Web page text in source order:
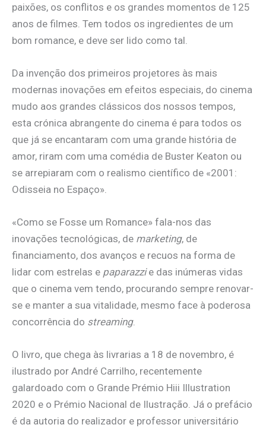
paixões, os conflitos e os grandes momentos de 125
anos de filmes. Tem todos os ingredientes de um
bom romance, e deve ser lido como tal.
Da invenção dos primeiros projetores às mais
modernas inovações em efeitos especiais, do cinema
mudo aos grandes clássicos dos nossos tempos,
esta crónica abrangente do cinema é para todos os
que já se encantaram com uma grande história de
amor, riram com uma comédia de Buster Keaton ou
se arrepiaram com o realismo científico de «2001:
Odisseia no Espaço».
«Como se Fosse um Romance» fala-nos das
inovações tecnológicas, de marketing, de
financiamento, dos avanços e recuos na forma de
lidar com estrelas e paparazzie das inúmeras vidas
que o cinema vem tendo, procurando sempre renovar-
se e manter a sua vitalidade, mesmo face à poderosa
concorrência do streaming.
O livro, que chega às livrarias a 18 de novembro, é
ilustrado por André Carrilho, recentemente
galardoado com o Grande Prémio Hiii Illustration
2020 e o Prémio Nacional de Ilustração. Já o prefácio
é da autoria do realizador e professor universitário